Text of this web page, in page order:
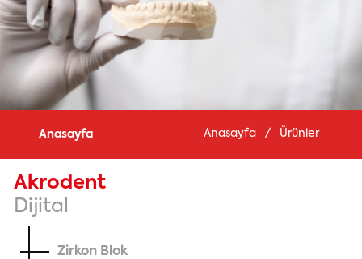
Anasayfa Anasayfa / Ürünler
Akrodent
Dijital
Zirkon Blok